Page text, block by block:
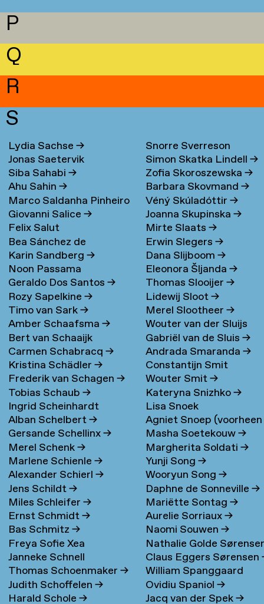
P
Q
R
S
Lydia Sachse→
Jonas Saetervik
Siba Sahabi→
Ahu Sahin→
Marco Saldanha Pinheiro
→
Giovanni Salice→
Felix Salut
Bea Sánchez de
Lamadrid Bayón→
Karin Sandberg→
Noon Passama
Sanpatchayapong→
Geraldo Dos Santos→
Rozy Sapelkine→
Timo van Sark→
Amber Schaafsma→
Bert van Schaaijk
Carmen Schabracq→
Kristina Schädler→
Frederik van Schagen→
Tobias Schaub→
Ingrid Scheinhardt
Alban Schelbert→
Gersande Schellinx→
Merel Schenk→
Marlene Schienle→
Alexander Schierl→
Jens Schildt→
Miles Schleifer→
Ernst Schmidt→
Bas Schmitz→
Freya Sofie Xea
Schneevoigt→
Janneke Schnell
Thomas Schoenmaker→
Judith Schoffelen→
Harald Schole→
Snorre Sverreson
Skarveland Petlund→
Simon Skatka Lindell→
Zofia Skoroszewska→
Barbara Skovmand→
Véný Skúladóttir→
Joanna Skupinska→
Mirte Slaats→
Erwin Slegers→
Dana Slijboom→
Eleonora Šljanda→
Thomas Slooijer→
Lidewij Sloot→
Merel Slootheer→
Wouter van der Sluijs
Gabriël van de Sluis→
Andrada Smaranda→
Constantijn Smit
Wouter Smit→
Kateryna Snizhko→
Lisa Snoek
Agniet Snoep (voorheen
Meijerman)→
Masha Soetekouw→
Margherita Soldati→
Yunji Song→
Wooryun Song→
Daphne de Sonneville→
Mariëtte Sontag→
Aurelie Sorriaux→
Naomi Souwen→
Nathalie Golde
→
Claus Eggers Sørensen
William Spanggaard
Nielsen→
Ovidiu Spaniol→
Jacq van der Spek→